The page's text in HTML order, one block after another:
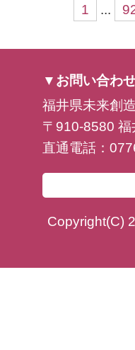
1 ...
▼お問い合わ
福井県未来創
〒910-8580
直通電話：
Copyright(C)